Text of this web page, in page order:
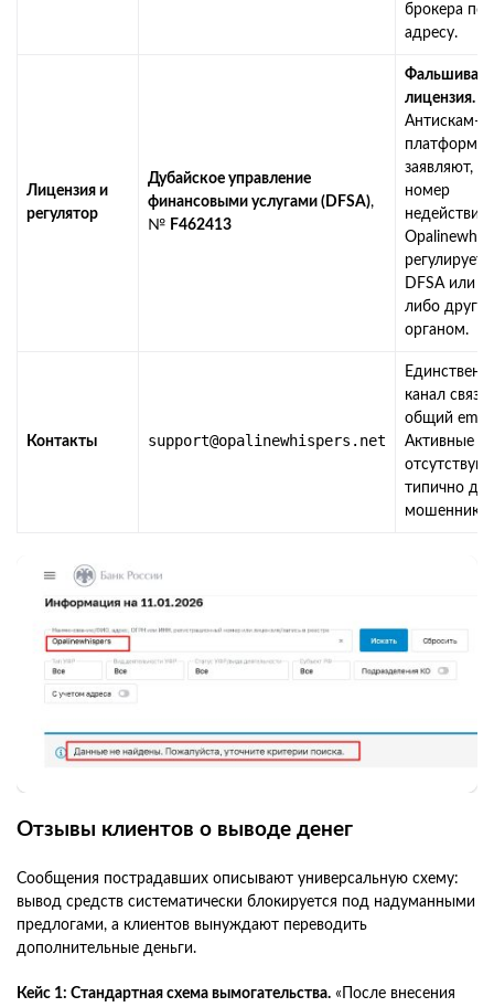
брокера по
адресу.
Лицензия и
регулятор
Дубайское управление
финансовыми услугами (DFSA),
№ F462413
Фальшивая
лицензия.
Антискам-
платформы
заявляют,
номер
DFSA или
либо
органом.
Контакты support@opalinewhispers.net
канал
общий
Активные
типично для
Отзывы клиентов о выводе денег
Сообщения пострадавших описывают универсальную схему:
вывод средств систематически блокируется под надуманными
предлогами, а клиентов вынуждают переводить
дополнительные деньги.
Кейс 1: Стандартная схема вымогательства. «После внесения